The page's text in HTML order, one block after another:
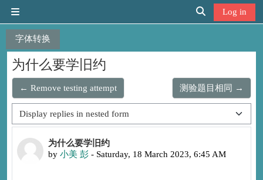
字体转换
Toggle search
Log in
为什么要学旧约
← Remove testing attempt 测验题目相同 →
Display mode
为什么要学旧约
by 小美 彭 - Saturday, 18 March 2023, 6:45 AM
Number of replies: 0